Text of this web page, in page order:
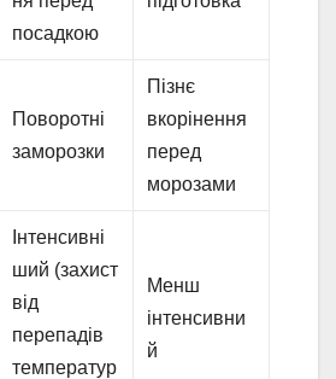
посадкою
Поворотні
заморозки
Пізнє
вкорінення
перед
морозами
Інтенсивні
ший (захист
від
перепадів
температур
Менш
інтенсивни
й